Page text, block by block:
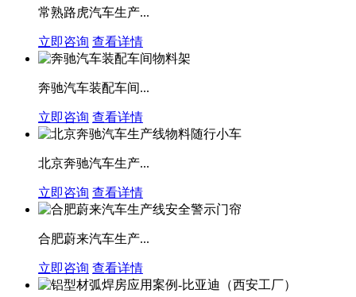
常熟路虎汽车生产...
立即咨询 查看详情
奔驰汽车装配车间...
立即咨询 查看详情
北京奔驰汽车生产...
立即咨询 查看详情
合肥蔚来汽车生产...
立即咨询 查看详情